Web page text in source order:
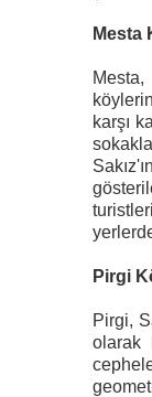
Mesta
karşı
Pirgi
Pirgi,
olarak